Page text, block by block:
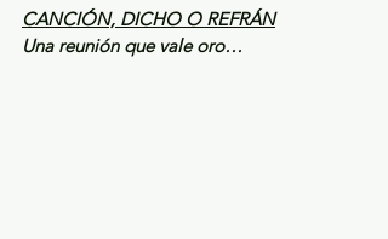
CANCIÓN, DICHO O REFRÁN
Una reunión que vale oro…